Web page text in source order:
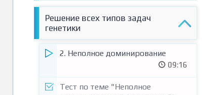
1. Общие правила решения задач
22:35
Решение всех типов задач
генетики
2. Неполное доминирование
09:16
Тест по теме "Неполное